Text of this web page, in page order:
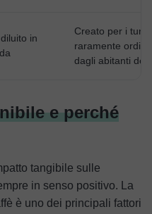
in
Creato per i
raramente
dagli abitanti del
e perché
tangibile sulle
in senso positivo. La
è uno dei principali fattori